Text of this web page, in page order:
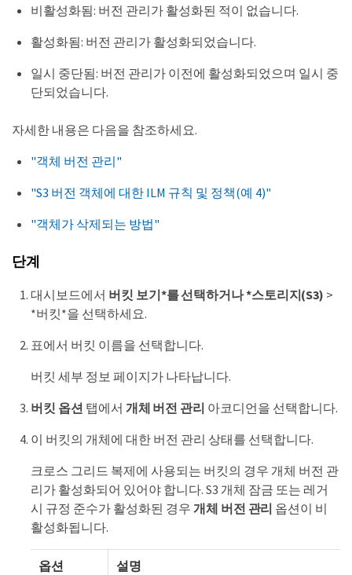
비활성화됨: 버전 관리가 활성화된 적이 없습니다.
활성화됨: 버전 관리가 활성화되었습니다.
일시 중단됨: 버전 관리가 이전에 활성화되었으며 일시 중
단되었습니다.
자세한 내용은 다음을 참조하세요.
"객체 버전 관리"
"S3 버전 객체에 대한 ILM 규칙 및 정책(예 4)"
"객체가 삭제되는 방법"
단계
대시보드에서 버킷 보기*를 선택하거나 *스토리지(S3) >
*버킷*을 선택하세요.
표에서 버킷 이름을 선택합니다.
버킷 세부 정보 페이지가 나타납니다.
버킷 옵션 탭에서 개체 버전 관리 아코디언을 선택합니다.
이 버킷의 개체에 대한 버전 관리 상태를 선택합니다.
크로스 그리드 복제에 사용되는 버킷의 경우 개체 버전 관
리가 활성화되어 있어야 합니다. S3 개체 잠금 또는 레거
시 규정 준수가 활성화된 경우 개체 버전 관리 옵션이 비
활성화됩니다.
옵션 설명